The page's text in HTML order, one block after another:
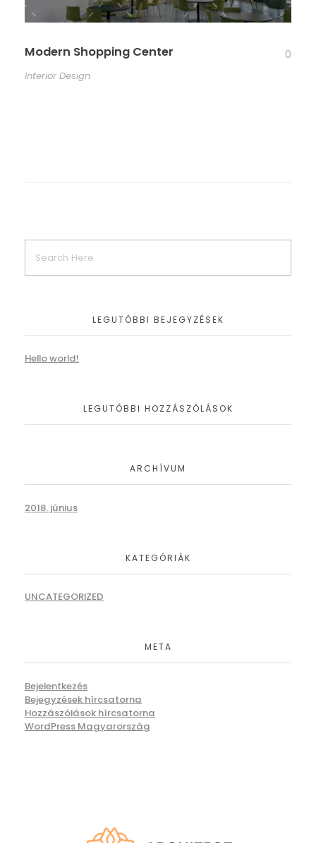
Modern Shopping Center 0
Interior Design
LEGUTÓBBI BEJEGYZÉSEK
Hello world!
LEGUTÓBBI HOZZÁSZÓLÁSOK
ARCHÍVUM
2018. június
KATEGÓRIÁK
UNCATEGORIZED
META
Bejelentkezés
Bejegyzések hírcsatorna
Hozzászólások hírcsatorna
WordPress Magyarország